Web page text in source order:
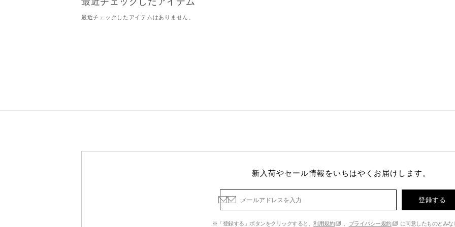
最近チェックしたアイテムはありません。
新入荷やセール情報をいちはやくお届けします。
登録する
※「登録する」ボタンをクリックすると、利用規約 プライバシー規約 に同意したものとみな